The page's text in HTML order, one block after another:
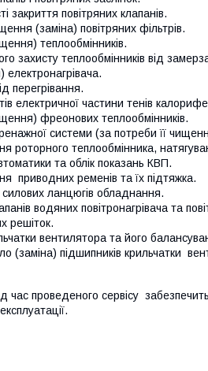
закриття повітряних клапанів.
(заміна) повітряних фільтрів.
теплообмінників.
захисту теплообмінників від
перегрівання.
електричної частини тенів
фреонових теплообмінників.
системи (за потреби її
роторного теплообмінника,
та облік показань КВП.
приводних ременів та їх підтяжка.
силових ланцюгів обладнання.
водяних повітронагрівача та
решіток.
вентилятора та його
(заміна) підшипників крильчатки
проведеного сервісу